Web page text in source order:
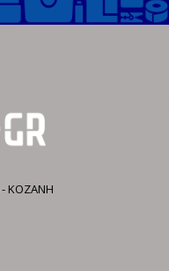
- ΚΟΖΑΝΗ